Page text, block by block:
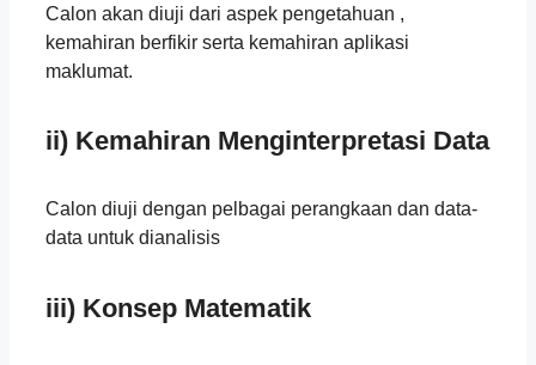
Calon akan diuji dari aspek pengetahuan ,
kemahiran berfikir serta kemahiran aplikasi
maklumat.
ii) Kemahiran Menginterpretasi Data
Calon diuji dengan pelbagai perangkaan dan data-
data untuk dianalisis
iii) Konsep Matematik